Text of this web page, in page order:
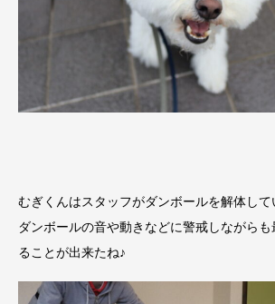
むぎくんはスタッフがダンボールを解体して
ダンボールの音や動きなどに警戒しながら
ることが出来たね♪